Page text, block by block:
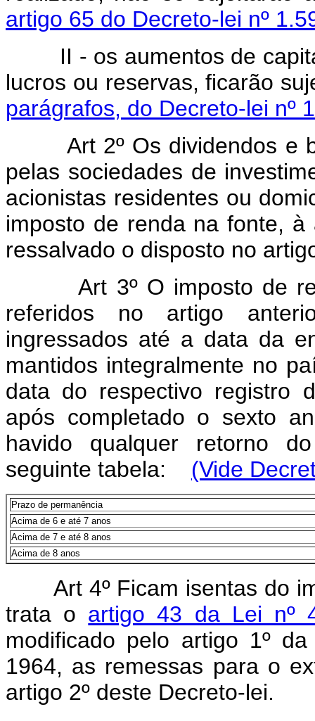
artigo 65 do Decreto-lei nº
II - os aumentos de
lucros ou reservas, ficarão
parágrafos, do Decreto-lei nº
Art 2º Os dividendos e
pelas sociedades de
acionistas residentes ou
imposto de renda na fonte,
ressalvado o disposto no
Art 3º O imposto de
referidos no artigo
ingressados até a data da
mantidos integralmente no
data do respectivo registro
após completado o sexto
havido qualquer retorno
seguinte tabela: (Vide
Prazo de permanência
Acima de 6 e até 7 anos
Acima de 7 e até 8 anos
Acima de 8 anos
Art 4º Ficam isentas do
trata o artigo 43 da Lei nº
modificado pelo artigo 1º
1964, as remessas para o
artigo 2º deste Decreto-lei.